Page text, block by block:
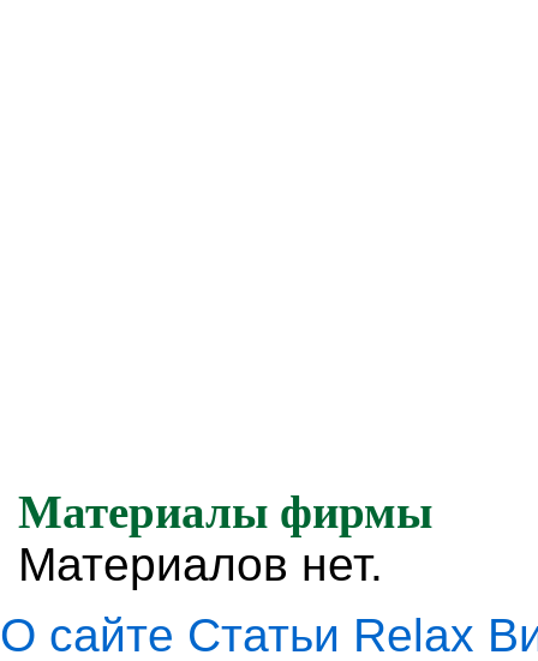
Материалы фирмы
Материалов нет.
О сайте Статьи Relax